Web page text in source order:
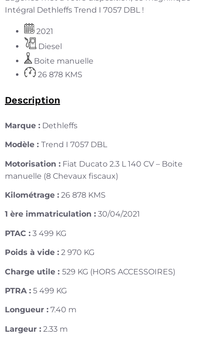
Intégral Dethleffs Trend I 7057 DBL !
2021
Diesel
Boite manuelle
26 878 KMS
Description
Marque : Dethleffs
Modèle : Trend I 7057 DBL
Motorisation : Fiat Ducato 2.3 L 140 CV – Boite
manuelle (8 Chevaux fiscaux)
Kilométrage : 26 878 KMS
1 ère immatriculation : 30/04/2021
PTAC : 3 499 KG
Poids à vide : 2 970 KG
Charge utile : 529 KG (HORS ACCESSOIRES)
PTRA : 5 499 KG
Longueur : 7.40 m
Largeur : 2.33 m